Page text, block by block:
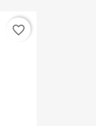
favorite_border